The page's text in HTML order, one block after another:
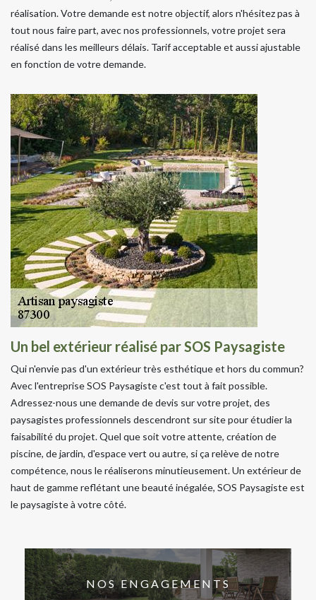
réalisation. Votre demande est notre objectif, alors n'hésitez pas à
tout nous faire part, avec nos professionnels, votre projet sera
réalisé dans les meilleurs délais. Tarif acceptable et aussi ajustable
en fonction de votre demande.
Un bel extérieur réalisé par SOS Paysagiste
Qui n'envie pas d'un extérieur très esthétique et hors du commun?
Avec l'entreprise SOS Paysagiste c'est tout à fait possible.
Adressez-nous une demande de devis sur votre projet, des
paysagistes professionnels descendront sur site pour étudier la
faisabilité du projet. Quel que soit votre attente, création de
piscine, de jardin, d'espace vert ou autre, si ça relève de notre
compétence, nous le réaliserons minutieusement. Un extérieur de
haut de gamme reflétant une beauté inégalée, SOS Paysagiste est
le paysagiste à votre côté.
NOS ENGAGEMENTS